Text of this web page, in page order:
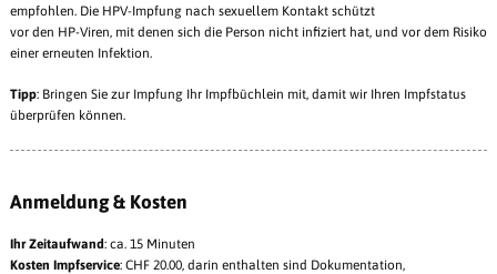
empfohlen. Die HPV-Impfung nach sexuellem Kontakt schützt
vor den HP-Viren, mit denen sich die Person nicht infiziert hat, und vor dem Risiko
einer erneuten Infektion.
Tipp: Bringen Sie zur Impfung Ihr Impfbüchlein mit, damit wir Ihren Impfstatus
überprüfen können.
Anmeldung & Kosten
Ihr Zeitaufwand: ca. 15 Minuten
Kosten Impfservice: CHF 20.00, darin enthalten sind Dokumentation,